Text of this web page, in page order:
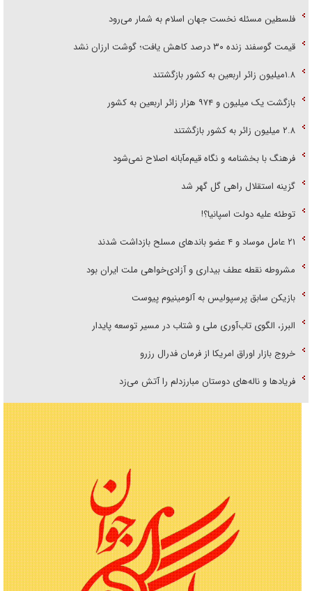
فلسطین مسئله نخست جهان اسلام به شمار می‌رود
قیمت گوسفند زنده ۳۰ درصد کاهش یافت؛ گوشت ارزان نشد
۱.۸میلیون زائر اربعین به کشور بازگشتند
بازگشت یک میلیون و ۹۷۴ هزار زائر اربعین به کشور
۲.۸ میلیون زائر به کشور بازگشتند
فرهنگ با بخشنامه و نگاه قیم‌مآبانه اصلاح نمی‌شود
گزینه استقلال راهی گل گهر شد
توطئه علیه دولت اسپانیا؟!
۲۱ عامل موساد و ۴ عضو باند‌های مسلح بازداشت شدند
مشروطه نقطه عطف بیداری و آزادی‌خواهی ملت ایران بود
بازیکن سابق پرسپولیس به آلومینیوم پیوست
البرز، الگوی تاب‌آوری ملی و شتاب در مسیر توسعه پایدار
خروج بازار اوراق امریکا از فرمان فدرال رزرو
فریاد‌ها و ناله‌های دوستان مبارزدلم را آتش می‌زد